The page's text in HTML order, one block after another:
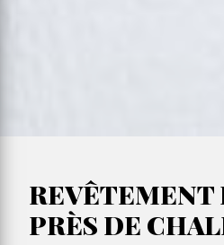
REVÊTEMENT
PRÈS DE